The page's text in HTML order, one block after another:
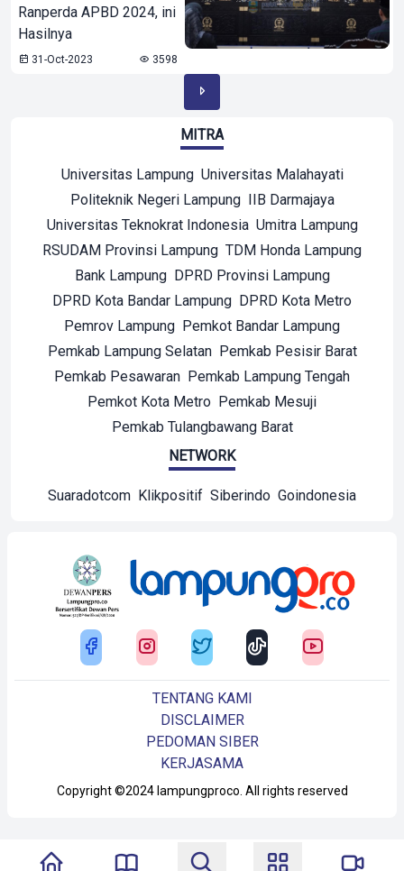
Ranperda APBD 2024, ini
Hasilnya
31-Oct-2023 3598
MITRA
Universitas Lampung Universitas Malahayati
Politeknik Negeri Lampung IIB Darmajaya
Universitas Teknokrat Indonesia Umitra Lampung
RSUDAM Provinsi Lampung TDM Honda Lampung
Bank Lampung DPRD Provinsi Lampung
DPRD Kota Bandar Lampung DPRD Kota Metro
Pemrov Lampung Pemkot Bandar Lampung
Pemkab Lampung Selatan Pemkab Pesisir Barat
Pemkab Pesawaran Pemkab Lampung Tengah
Pemkot Kota Metro Pemkab Mesuji
Pemkab Tulangbawang Barat
NETWORK
Suaradotcom Klikpositif Siberindo Goindonesia
Copyright ©2024 lampungproco. All rights reserved
TENTANG KAMI
DISCLAIMER
PEDOMAN SIBER
KERJASAMA